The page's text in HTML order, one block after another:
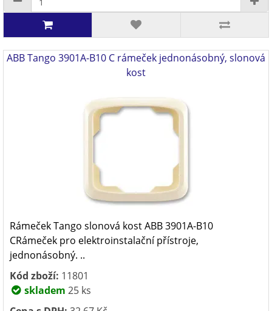
ABB Tango 3901A-B10 C rámeček jednonásobný, slonová
kost
Rámeček Tango slonová kost ABB 3901A-B10
CRámeček pro elektroinstalační přístroje,
jednonásobný. ..
Kód zboží: 11801
skladem 25 ks